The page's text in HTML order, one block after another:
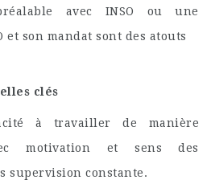
avec INSO ou une
et son mandat sont des atouts
clés
à travailler de manière
motivation et sens des
supervision constante.